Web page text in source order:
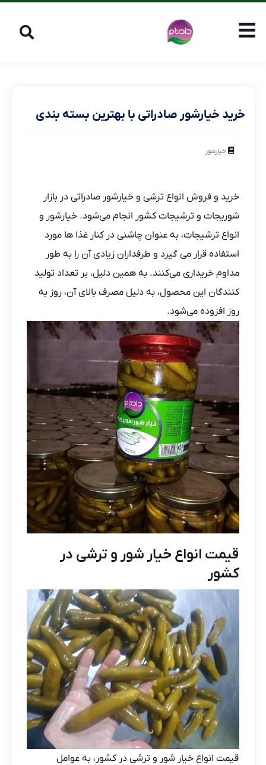
خرید خیارشور صادراتی با بهترین بسته بندی
خیارشور
خرید و فروش انواع ترشی و خیارشور صادراتی در بازار
شوریجات و ترشیجات کشور انجام می‌شود. خیارشور و
انواع ترشیجات، به عنوان چاشنی در کنار غذا ها مورد
استفاده قرار می گیرد و طرفداران زیادی آن را به طور
مداوم خریداری می‌کنند. به همین دلیل، بر تعداد تولید
کنندگان این محصول، به دلیل مصرف بالای آن، روز به
روز افزوده می‌شود.
قیمت انواع خیار شور و ترشی در
کشور
قیمت انواع خیار شور و ترشی در کشور، به عوامل